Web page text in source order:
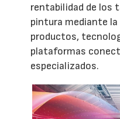
rentabilidad de los
pintura mediante
productos,
plataformas
especializados.